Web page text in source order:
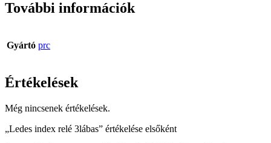
További információk
Gyártó prc
Értékelések
Még nincsenek értékelések.
„Ledes index relé 3lábas” értékelése elsőként